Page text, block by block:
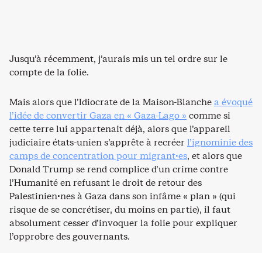
Jusqu’à récemment, j’aurais mis un tel ordre sur le
compte de la folie.
Mais alors que l’Idiocrate de la Maison-Blanchea évoqué
l’idée de convertir Gaza en « Gaza-Lago » comme si
cette terre lui appartenait déjà, alors que l’appareil
judiciaire états-unien s’apprête à recréer l’ignominie des
camps de concentration pour migrant·es, et alors que
Donald Trump se rend complice d’un crime contre
l’Humanité en refusant le droit de retour des
Palestinien·nes à Gaza dans son infâme « plan » (qui
risque de se concrétiser, du moins en partie), il faut
absolument cesser d’invoquer la folie pour expliquer
l’opprobre des gouvernants.